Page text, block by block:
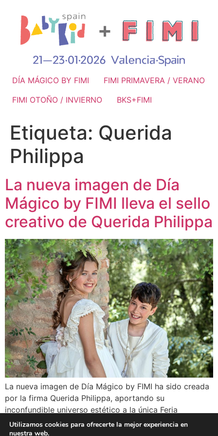
DÍA MÁGICO BY FIMI
FIMI PRIMAVERA / VERANO
FIMI OTOÑO / INVIERNO
BKS+FIMI
Etiqueta: Querida
Philippa
La nueva imagen de Día
Mágico by FIMI lleva el sello
creativo de Querida Philippa
La nueva imagen de Día Mágico by FIMI ha sido creada
por la firma Querida Philippa, aportando su
inconfundible universo estético a la única Feria
especializada en comunión y ceremonia del mundo. La
imagen, protagonizada por un niño y una niña en un
Utilizamos cookies para ofrecerte la mejor experiencia en
nuestra web.